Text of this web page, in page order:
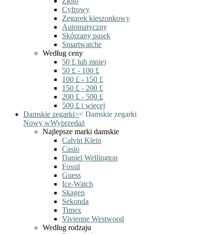
Cyfrowy
Zegarek kieszonkowy
Automatyczny
Skórzany pasek
Smartwatche
Według ceny
50 £ lub mniej
50 £ - 100 £
100 £ - 150 £
150 £ - 200 £
200 £ - 500 £
500 £ i więcej
Damskie zegarki>< Damskie zegarki
Nowy wWyprzedaż
Najlepsze marki damskie
Calvin Klein
Casio
Daniel Wellington
Fossil
Guess
Ice-Watch
Skagen
Sekonda
Timex
Vivienne Westwood
Według rodzaju